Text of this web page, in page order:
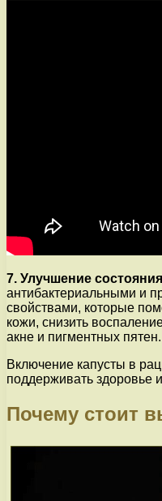
7. Улучшение
антибактериальными и
свойствами, которые
кожи, снизить
акне и пигментных пятен.
Включение капусты в
поддерживать здоровье
Почему стоит